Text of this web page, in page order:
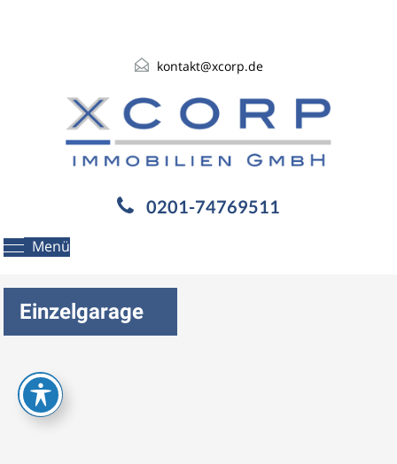
kontakt@xcorp.de
Menü
0201-74769511
Einzelgarage